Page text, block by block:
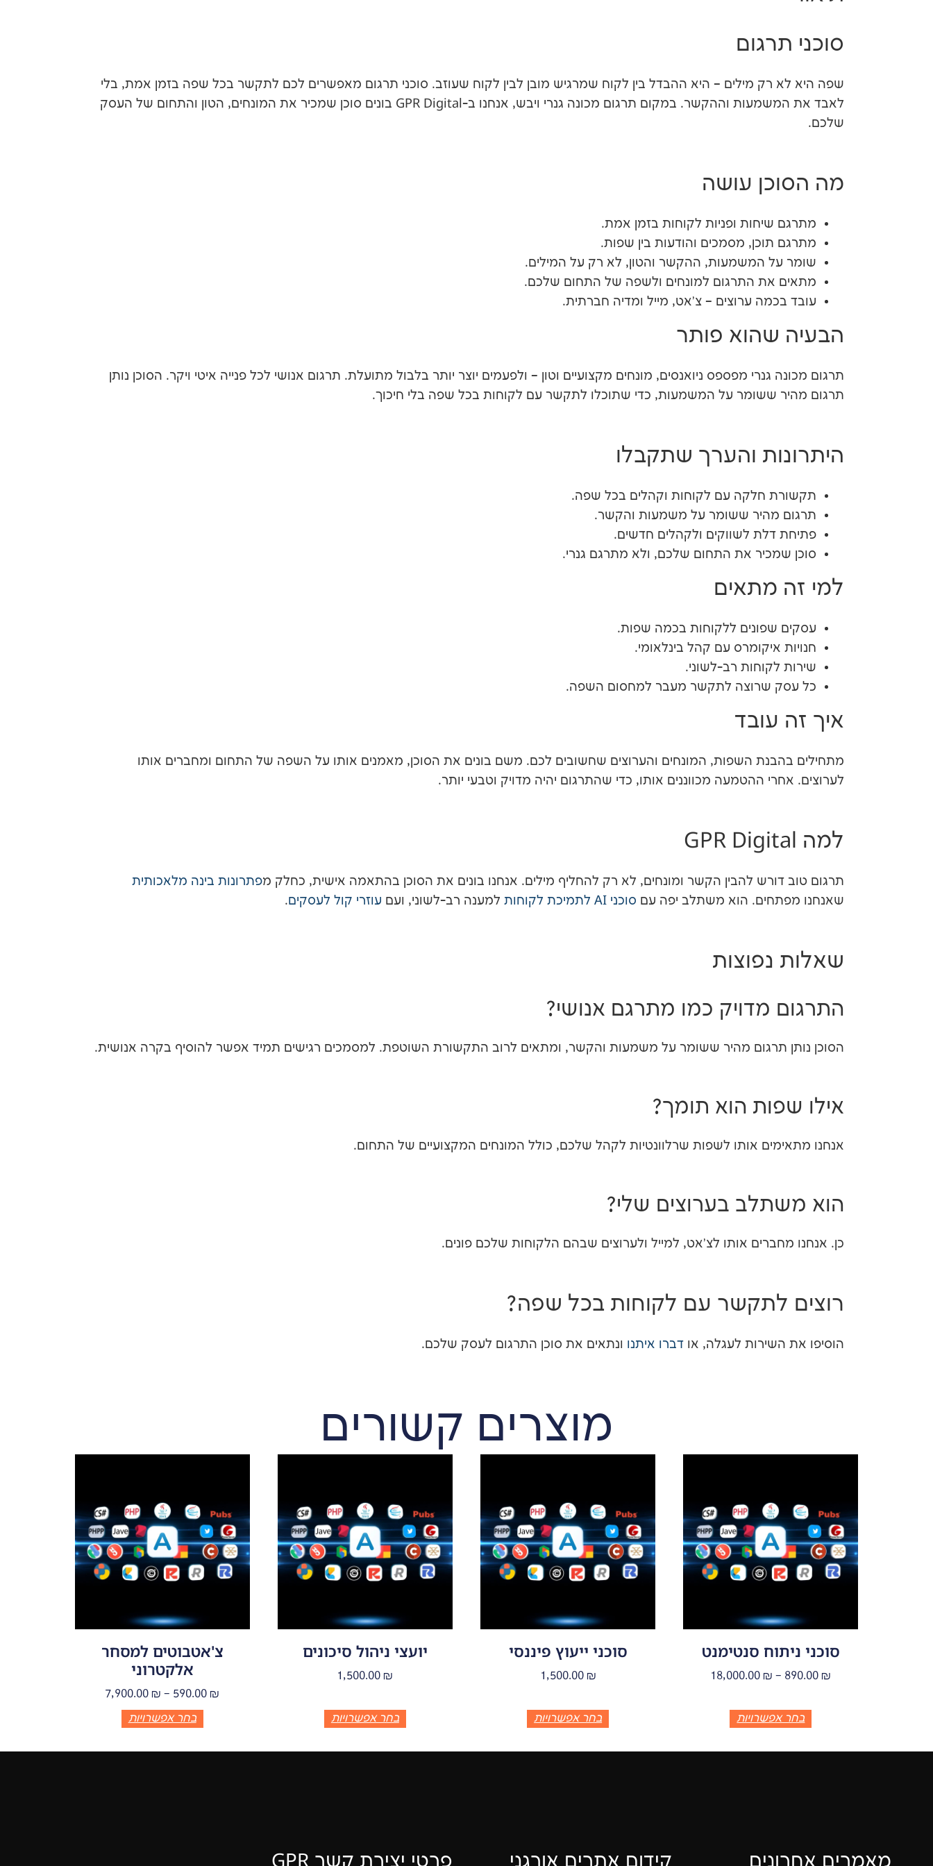
סוכני תרגום
שפה היא לא רק מילים – היא ההבדל בין לקוח שמרגיש מובן לבין לקוח שעוזב. סוכני תרגום מאפשרים לכם לתקשר בכל שפה בזמן אמת, בלי
לאבד את המשמעות וההקשר. במקום תרגום מכונה גנרי ויבש, אנחנו ב-GPR Digital בונים סוכן שמכיר את המונחים, הטון והתחום של העסק
שלכם.
מה הסוכן עושה
מתרגם שיחות ופניות לקוחות בזמן אמת.
מתרגם תוכן, מסמכים והודעות בין שפות.
שומר על המשמעות, ההקשר והטון, לא רק על המילים.
מתאים את התרגום למונחים ולשפה של התחום שלכם.
עובד בכמה ערוצים – צ'אט, מייל ומדיה חברתית.
הבעיה שהוא פותר
תרגום מכונה גנרי מפספס ניואנסים, מונחים מקצועיים וטון – ולפעמים יוצר יותר בלבול מתועלת. תרגום אנושי לכל פנייה איטי ויקר. הסוכן נותן
תרגום מהיר ששומר על המשמעות, כדי שתוכלו לתקשר עם לקוחות בכל שפה בלי חיכוך.
היתרונות והערך שתקבלו
תקשורת חלקה עם לקוחות וקהלים בכל שפה.
תרגום מהיר ששומר על משמעות והקשר.
פתיחת דלת לשווקים ולקהלים חדשים.
סוכן שמכיר את התחום שלכם, ולא מתרגם גנרי.
למי זה מתאים
עסקים שפונים ללקוחות בכמה שפות.
חנויות איקומרס עם קהל בינלאומי.
שירות לקוחות רב-לשוני.
כל עסק שרוצה לתקשר מעבר למחסום השפה.
איך זה עובד
מתחילים בהבנת השפות, המונחים והערוצים שחשובים לכם. משם בונים את הסוכן, מאמנים אותו על השפה של התחום ומחברים אותו
לערוצים. אחרי ההטמעה מכווננים אותו, כדי שהתרגום יהיה מדויק וטבעי יותר.
למה GPR Digital
תרגום טוב דורש להבין הקשר ומונחים, לא רק להחליף מילים. אנחנו בונים את הסוכן בהתאמה אישית, כחלק מפתרונות בינה מלאכותית
שאנחנו מפתחים. הוא משתלב יפה עם סוכני AI לתמיכת לקוחות למענה רב-לשוני, ועם עוזרי קול לעסקים.
שאלות נפוצות
התרגום מדויק כמו מתרגם אנושי?
הסוכן נותן תרגום מהיר ששומר על משמעות והקשר, ומתאים לרוב התקשורת השוטפת. למסמכים רגישים תמיד אפשר להוסיף בקרה אנושית.
אילו שפות הוא תומך?
אנחנו מתאימים אותו לשפות שרלוונטיות לקהל שלכם, כולל המונחים המקצועיים של התחום.
הוא משתלב בערוצים שלי?
כן. אנחנו מחברים אותו לצ'אט, למייל ולערוצים שבהם הלקוחות שלכם פונים.
רוצים לתקשר עם לקוחות בכל שפה?
הוסיפו את השירות לעגלה, או דברו איתנו ונתאים את סוכן התרגום לעסק שלכם.
מוצרים קשורים
סוכני ניתוח סנטימנט
890.00 ₪
–
18,000.00 ₪
בחר אפשרויות
סוכני ייעוץ פיננסי
1,500.00 ₪
בחר אפשרויות
יועצי ניהול סיכונים
1,500.00 ₪
בחר אפשרויות
צ'אטבוטים למסחר
אלקטרוני
590.00 ₪
–
7,900.00 ₪
בחר אפשרויות
מאמרים אחרונים קידום אתרים אורגני פרטי יצירת קשר GPR